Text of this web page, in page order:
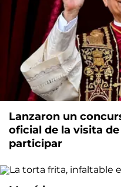
Lanzaron un
oficial de la visita
participar